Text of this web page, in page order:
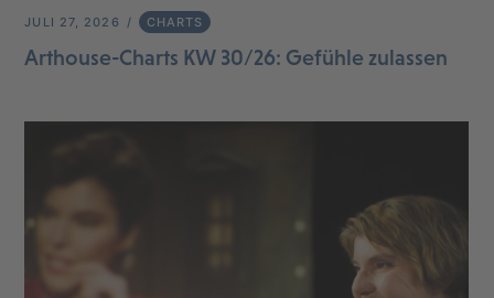
JULI 27, 2026 CHARTS
Arthouse-Charts KW 30/26: Gefühle zulassen